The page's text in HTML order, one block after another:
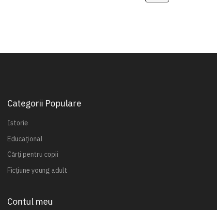
Categorii Populare
Istorie
Educațional
Cărți pentru copii
Ficțiune young adult
Contul meu